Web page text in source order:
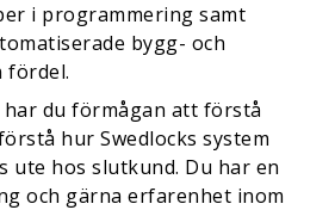
i programmering samt
bygg- och
fördel.
har du förmågan att förstå
hur Swedlocks system
ute hos slutkund. Du har en
och gärna erfarenhet inom